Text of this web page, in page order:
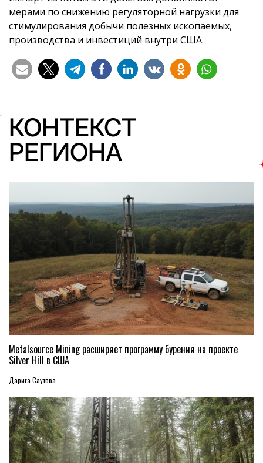
мерами по снижению регуляторной нагрузки для
стимулирования добычи полезных ископаемых,
производства и инвестиций внутри США.
КОНТЕКСТ
РЕГИОНА
Metalsource Mining расширяет программу бурения на проекте
Silver Hill в США
Дарига Саутова